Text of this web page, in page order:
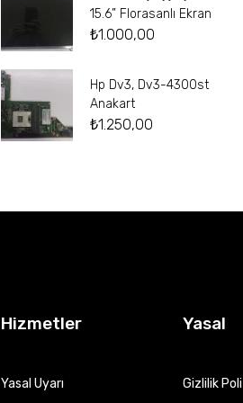
15.6” Florasanlı Ekran
₺1.000,00
Hp Dv3, Dv3-4300st
Anakart
₺1.250,00
Hizmetler
Yasal Uyarı
Yasal
Gizlilik